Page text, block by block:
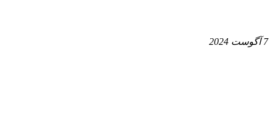
7 آگوست 2024